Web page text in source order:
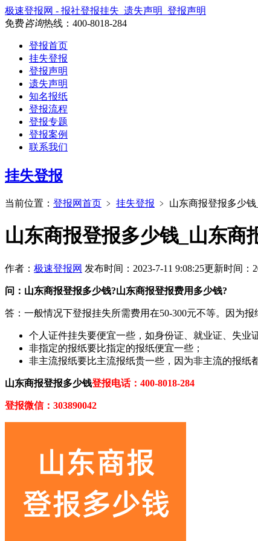
极速登报网 - 报社登报挂失_遗失声明_登报声明
免费咨询热线： 400-8018-284
登报首页
挂失登报
登报声明
遗失声明
知名报纸
登报流程
登报专题
登报案例
联系我们
挂失登报
当前位置： 登报网首页 ﹥ 挂失登报 ﹥ 山东商报登报多少
山东商报登报多少钱_山东商
作者： 极速登报网 发布时间：2023-7-11 9:08:25更新时间：
问：山东商报登报多少钱?山东商报登报费用多少钱?
答：一般情况下登报挂失所需费用在50-300元不等。因为
个人证件挂失要便宜一些，如身份证、就业证、失业
非指定的报纸要比指定的报纸便宜一些；
非主流报纸要比主流报纸贵一些，因为非主流的报纸
山东商报登报多少钱登报电话：400-8018-284
登报微信：303890042